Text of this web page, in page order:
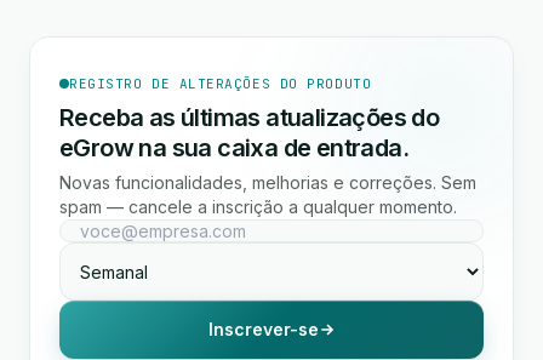
REGISTRO DE ALTERAÇÕES DO PRODUTO
Receba as últimas atualizações do
eGrow na sua caixa de entrada.
Novas funcionalidades, melhorias e correções. Sem
spam — cancele a inscrição a qualquer momento.
Inscrever-se